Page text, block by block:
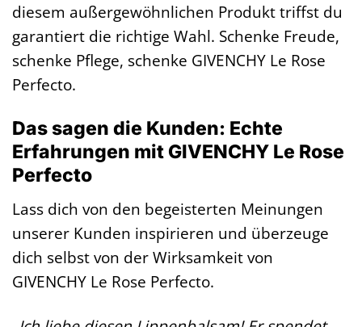
diesem außergewöhnlichen Produkt triffst du
garantiert die richtige Wahl. Schenke Freude,
schenke Pflege, schenke GIVENCHY Le Rose
Perfecto.
Das sagen die Kunden: Echte
Erfahrungen mit GIVENCHY Le Rose
Perfecto
Lass dich von den begeisterten Meinungen
unserer Kunden inspirieren und überzeuge
dich selbst von der Wirksamkeit von
GIVENCHY Le Rose Perfecto.